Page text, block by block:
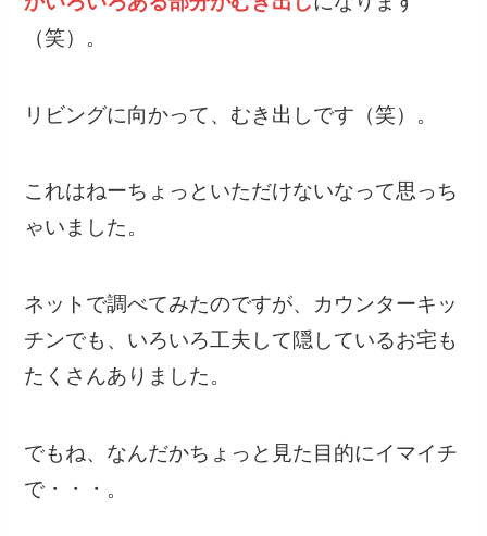
（笑）。
リビングに向かって、むき出しです（笑）。
これはねーちょっといただけないなって思っち
ゃいました。
ネットで調べてみたのですが、カウンターキッ
チンでも、いろいろ工夫して隠しているお宅も
たくさんありました。
でもね、なんだかちょっと見た目的にイマイチ
で・・・。